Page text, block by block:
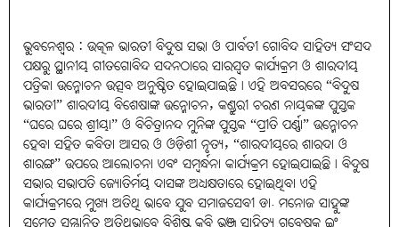
ଭୁବନେଶ୍ୱର : ଉତ୍କଳ ଭାରତୀ ବିଦୁଷ ସଭା ଓ ପାର୍ବତୀ ଗୋବିନ୍ଦ ସାହିତ୍ୟ ସଂସଦ
ପକ୍ଷରୁ ସ୍ଥାନୀୟ ଗୀତଗୋବିନ୍ଦ ସଦନଠାରେ ସାରସ୍ୱତ କାର୍ଯ୍ୟକ୍ରମ ଓ ଶାରଦୀୟ
ପତ୍ରିକା ଉନ୍ମୋଚନ ଉତ୍ସବ ଅନୁଷ୍ଠିତ ହୋଇଯାଇଛି। ଏହି ଅବସରରେ “ବିଦୁଷ
ଭାରତୀ” ଶାରଦୀୟ ବିଶେଷାଙ୍କ ଉନ୍ମୋଚନ, କଣ୍ଡୁରୀ ଚରଣ ନାୟକଙ୍କ ପୁସ୍ତକ
“ଘରେ ଘରେ ଶ୍ରୀୟା” ଓ ବିଚିତ୍ରାନନ୍ଦ ମୁନିଙ୍କ ପୁସ୍ତକ “ପ୍ରୀତି ପର୍ଣ୍ଣା” ଉନ୍ମୋଚନ
ହେବା ସହିତ କବିତା ଆସର ଓ ଓଡ଼ିଶୀ ନୃତ୍ୟ, “ଶାରଦୀୟରେ ଶାରଦା ଓ
ଶାରଙ୍ଗ” ଉପରେ ଆଲୋଚନା ଏବଂ ସମ୍ବର୍ନ୍ଧନା କାର୍ଯ୍ୟକ୍ରମ ହୋଇଯାଇଛି। ବିଦୁଷ
ସଭାର ସଭାପତି ଜ୍ୟୋତିର୍ମୟ ଦାସଙ୍କ ଅଧ୍ୟକ୍ଷତାରେ ହୋଇଥିବା ଏହି
କାର୍ଯ୍ୟକ୍ରମରେ ମୁଖ୍ୟ ଅତିଥି ଭାବେ ଯୁବ ସମାଜସେବୀ ଡା. ମନୋଜ ସାହୁଙ୍କ